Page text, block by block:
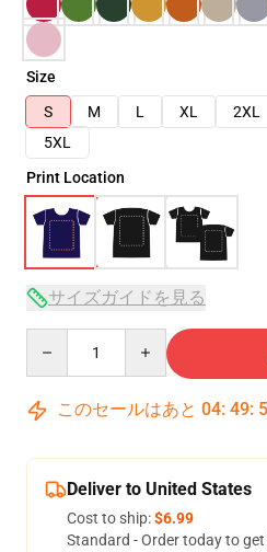
Size
S
M L XL 2XL
5XL
Print Location
サイズガイドを見る
このセールはあと 04: 49:
Deliver to United States
Cost to ship:$6.99
Standard - Order today to